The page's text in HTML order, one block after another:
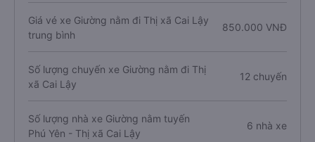
Giá vé xe Giường nằm đi Thị xã Cai Lậy
trung bình
850.000 VNĐ
Số lượng chuyến xe Giường nằm đi Thị
xã Cai Lậy
12 chuyến
Số lượng nhà xe Giường nằm tuyến
Phú Yên - Thị xã Cai Lậy
6 nhà xe